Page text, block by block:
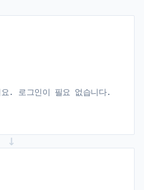
. 로그인이 필요 없습니다.
→